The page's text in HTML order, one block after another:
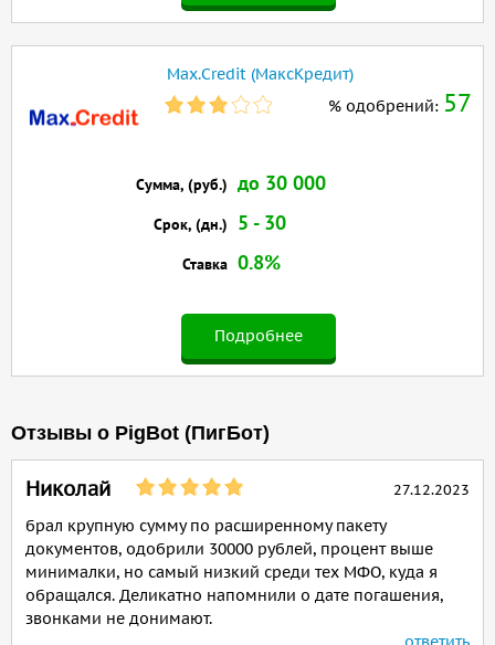
Max.Credit (МаксКредит)
% одобрений: 57
Подробнее
Сумма, (руб.) до 30 000
Срок, (дн.) 5 - 30
Ставка 0.8%
Отзывы о PigBot (ПигБот)
Николай 27.12.2023
брал крупную сумму по расширенному пакету
документов, одобрили 30000 рублей, процент выше
минималки, но самый низкий среди тех МФО, куда я
обращался. Деликатно напомнили о дате погашения,
звонками не донимают.